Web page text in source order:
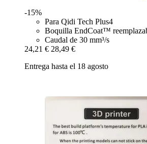
-15%
Para Qidi Tech Plus4
Boquilla EndCoat™
Caudal de 30 mm³/s
24,21 € 28,49 €
Entrega hasta el 18 agosto